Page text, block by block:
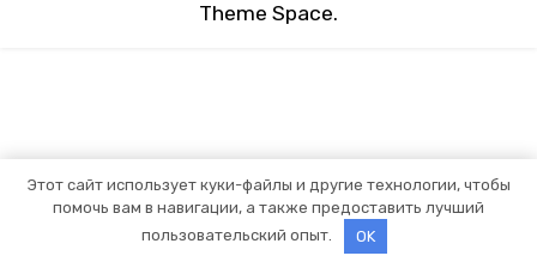
Theme Space.
Этот сайт использует куки-файлы и другие технологии, чтобы
помочь вам в навигации, а также предоставить лучший
пользовательский опыт.
OK